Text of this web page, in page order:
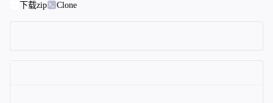
下载zip
Clone